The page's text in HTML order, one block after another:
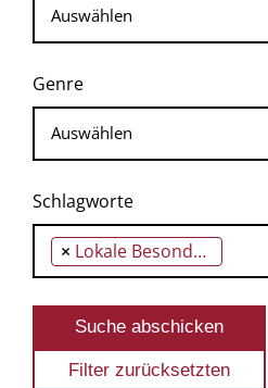
Genre
Schlagworte
× Lokale Besonderheiten